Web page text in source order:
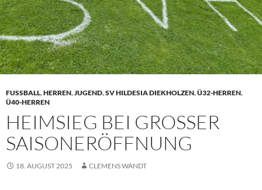
FUSSBALL ,HERREN,JUGEND,SV HILDESIA DIEKHOLZEN,Ü32-HERREN,
Ü40-HERREN
HEIMSIEG BEI GROSSER S
AISONERÖFFNUNG
18. AUGUST 2025 CLEMENS WANDT